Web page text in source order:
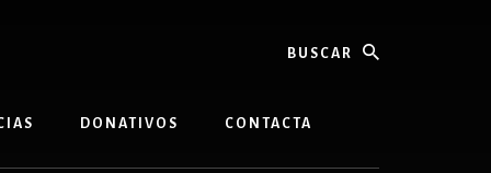
DONATIVOS CONTACTA